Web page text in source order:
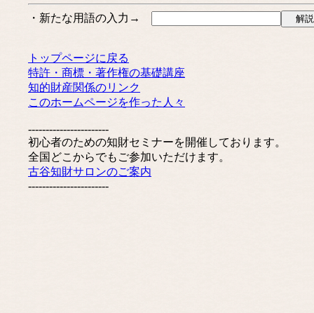
・新たな用語の入力→
トップページに戻る
特許・商標・著作権の基礎講座
知的財産関係のリンク
このホームページを作った人々
-----------------------
初心者のための知財セミナーを開催しております。
全国どこからでもご参加いただけます。
古谷知財サロンのご案内
-----------------------